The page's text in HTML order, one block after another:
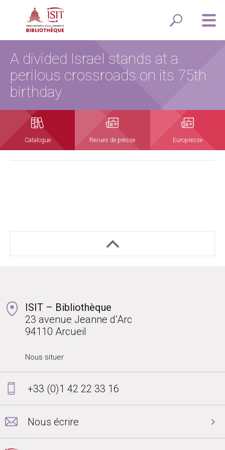
A divided Israel stands at a
perilous crossroads on its 75th
birthday
Catalogue Revues de presse Europresse
ISIT – Bibliothèque
23 avenue Jeanne d’Arc
94110 Arcueil
Nous situer
+33 (0)1 42 22 33 16
Nous écrire